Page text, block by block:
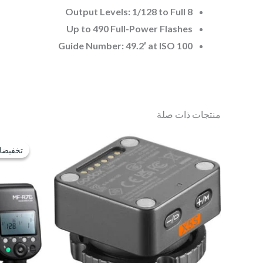
8 Output Levels: 1/128 to Full
Up to 490 Full-Power Flashes
Guide Number: 49.2′ at ISO 100
منتجات ذات صلة